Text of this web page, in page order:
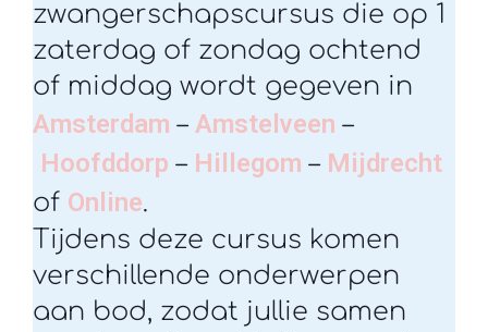
zwangerschapscursus die op 1
zaterdag of zondag ochtend
of middag wordt gegeven in
Amsterdam –Amstelveen –
Hoofddorp – Hillegom – Mijdrecht
of Online.
Tijdens deze cursus komen
verschillende onderwerpen
aan bod, zodat jullie samen